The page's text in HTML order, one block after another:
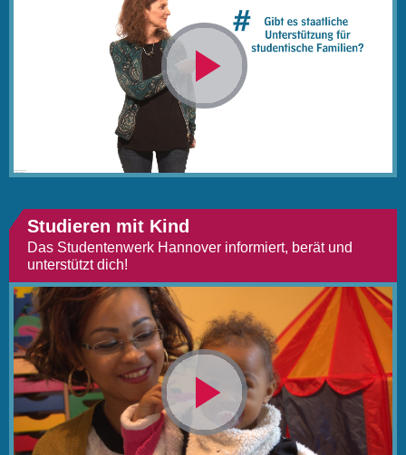
Video
Studieren mit Kind
Das Studentenwerk Hannover informiert, berät und
unterstützt dich!
Video